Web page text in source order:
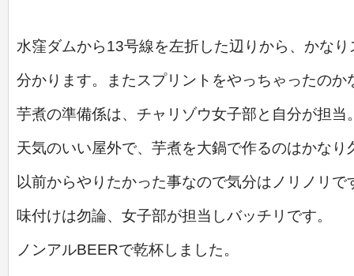
水窪ダムから13号線を左折した辺りから、かな
分かります。またスプリントをやっちゃったのか
芋煮の準備係は、チャリゾウ女子部と自分が担当
天気のいい屋外で、芋煮を大鍋で作るのはかなり
以前からやりたかった事なので気分はノリノリで
味付けは勿論、女子部が担当しバッチリです。
ノンアルBEERで乾杯しました。